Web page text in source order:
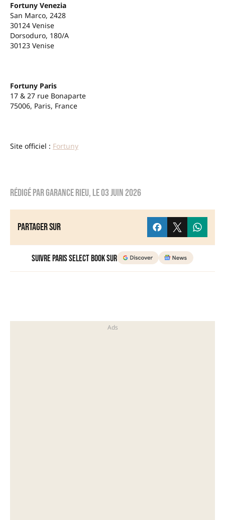
Fortuny Venezia
San Marco, 2428
30124 Venise
Dorsoduro, 180/A
30123 Venise
Fortuny Paris
17 & 27 rue Bonaparte
75006, Paris, France
Site officiel : Fortuny
Rédigé parGarance Rieu, le03 juin 2026
Partager sur
Suivre Paris Select Book sur